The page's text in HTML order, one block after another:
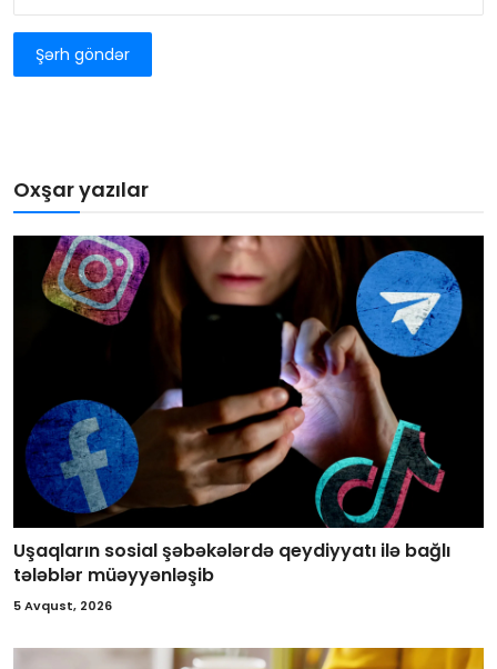
Şərh göndər
Oxşar yazılar
Uşaqların sosial şəbəkələrdə qeydiyyatı ilə bağlı
tələblər müəyyənləşib
5 Avqust, 2026